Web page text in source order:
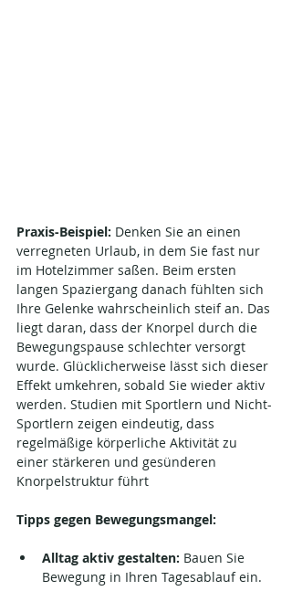
Praxis-Beispiel: Denken Sie an einen
verregneten Urlaub, in dem Sie fast nur
im Hotelzimmer saßen. Beim ersten
langen Spaziergang danach fühlten sich
Ihre Gelenke wahrscheinlich steif an. Das
liegt daran, dass der Knorpel durch die
Bewegungspause schlechter versorgt
wurde. Glücklicherweise lässt sich dieser
Effekt umkehren, sobald Sie wieder aktiv
werden. Studien mit Sportlern und Nicht-
Sportlern zeigen eindeutig, dass
regelmäßige körperliche Aktivität zu
einer stärkeren und gesünderen
Knorpelstruktur führt​
Tipps gegen Bewegungsmangel:
Alltag aktiv gestalten: Bauen Sie
Bewegung in Ihren Tagesablauf ein.